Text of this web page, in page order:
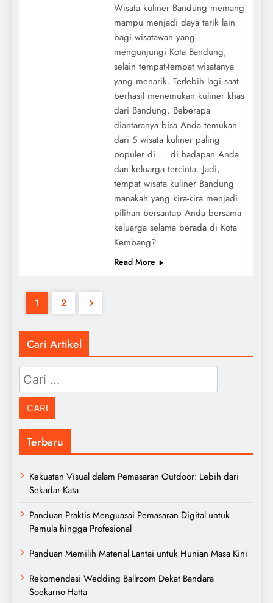
Wisata kuliner Bandung memang
mampu menjadi daya tarik lain
bagi wisatawan yang
mengunjungi Kota Bandung,
selain tempat-tempat wisatanya
yang menarik. Terlebih lagi saat
berhasil menemukan kuliner khas
dari Bandung. Beberapa
diantaranya bisa Anda temukan
dari 5 wisata kuliner paling
populer di ... di hadapan Anda
dan keluarga tercinta. Jadi,
tempat wisata kuliner Bandung
manakah yang kira-kira menjadi
pilihan bersantap Anda bersama
keluarga selama berada di Kota
Kembang?
Read More
1 2
Cari Artikel
Cari
untuk:
Terbaru
Kekuatan Visual dalam Pemasaran Outdoor: Lebih dari
Sekadar Kata
Panduan Praktis Menguasai Pemasaran Digital untuk
Pemula hingga Profesional
Panduan Memilih Material Lantai untuk Hunian Masa Kini
Rekomendasi Wedding Ballroom Dekat Bandara
Soekarno-Hatta